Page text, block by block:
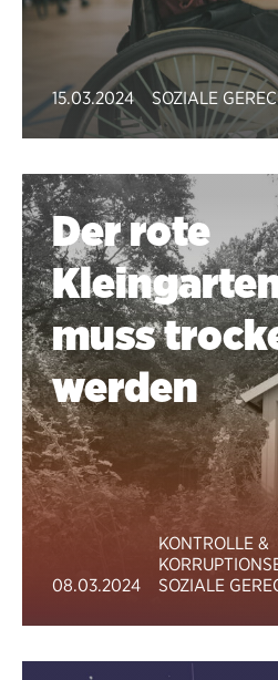
15.03.2024 SOZIALE
Der rote
muss
werden
08.03.2024
KONTROLLE &
SOZIALE